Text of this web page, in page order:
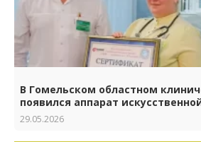
В Гомельском областном
появился аппарат
лёгких нового поколения
29.05.2026